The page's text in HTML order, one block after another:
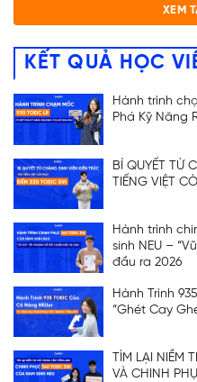
XEM
KẾT QUẢ HỌC
Hành trình
Phá Kỹ Năng
BÍ QUYẾT TỪ
TIẾNG VIỆT
Hành trình
sinh NEU –
đầu ra 2026
Hành Trình
“Ghét Cay
TÌM LẠI NIỀM
VÀ CHINH